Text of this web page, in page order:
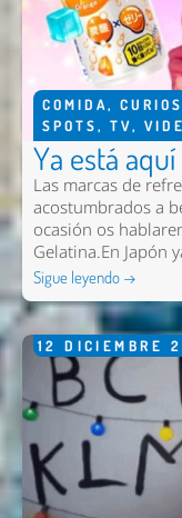
COMIDA,
SPOTS, TV,
Ya está
Las marcas de
acostumbrados a
ocasión os
Gelatina.En Japón
Sigue leyendo →
12 DICIEMBRE